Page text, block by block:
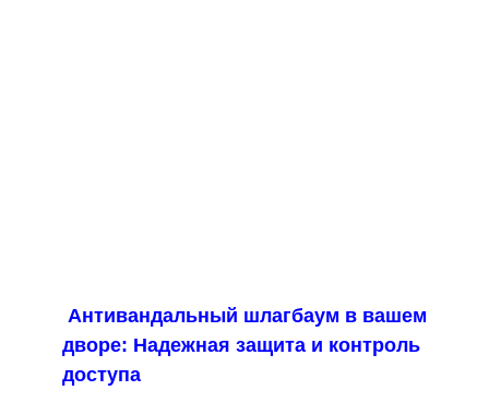
Антивандальный шлагбаум в вашем
дворе: Надежная защита и контроль
доступа